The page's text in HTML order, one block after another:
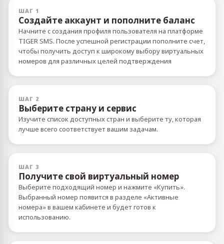
ШАГ 1
Создайте аккаунт и пополните баланс
Начните с создания профиля пользователя на платформе
TIGER SMS. После успешной регистрации пополните счет,
чтобы получить доступ к широкому выбору виртуальных
номеров для различных целей подтверждения
ШАГ 2
Выберите страну и сервис
Изучите список доступных стран и выберите ту, которая
лучше всего соответствует вашим задачам.
ШАГ 3
Получите свой виртуальный номер
Выберите подходящий номер и нажмите «Купить».
Выбранный номер появится в разделе «Активные
номера» в вашем кабинете и будет готов к
использованию.